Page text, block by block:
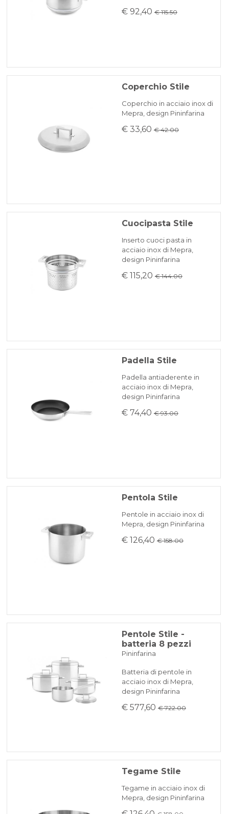
€ 92,40 € 115.50
Coperchio Stile
Coperchio in acciaio inox di
Mepra, design Pininfarina
€ 33,60 € 42.00
Cuocipasta Stile
Inserto cuoci pasta in
acciaio inox di Mepra,
design Pininfarina
€ 115,20 € 144.00
Padella Stile
Padella antiaderente in
acciaio inox di Mepra,
design Pininfarina
€ 74,40 € 93.00
Pentola Stile
Pentole in acciaio inox di
Mepra, design Pininfarina
€ 126,40 € 158.00
Pentole Stile -
batteria 8 pezzi
Pininfarina
Batteria di pentole in
acciaio inox di Mepra,
design Pininfarina
€ 577,60 € 722.00
Tegame Stile
Tegame in acciaio inox di
Mepra, design Pininfarina